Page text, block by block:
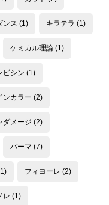
ンス (1) キラテラ (1)
ケミカル理論 (1)
ビシン (1)
ンカラー (2)
ダメージ (2)
パーマ (7)
フィヨーレ (2)
レ (1)